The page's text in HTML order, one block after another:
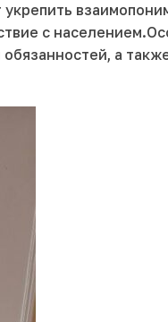
укрепить
с
а